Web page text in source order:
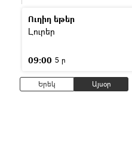
Ուղիղ եթեր
Լուրեր
09:00 5 ր
Երեկ Այսօր